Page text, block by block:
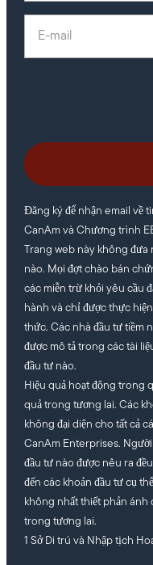
Đăng ký để nhận email về
CanAm và Chương trình
Trang web này không
nào. Mọi đợt chào bán
các miễn trừ khỏi yêu cầu
hành và chỉ được thực
thức. Các nhà đầu tư tiềm
được mô tả trong các tài
đầu tư nào.
Hiệu quả hoạt động trong
quả trong tương lai. Các
không đại diện cho tất cả
CanAm Enterprises.
đầu tư nào được nêu ra
đến các khoản đầu tư cụ
không nhất thiết phản ánh
trong tương lai.
1 Sở Di trú và Nhập tịch